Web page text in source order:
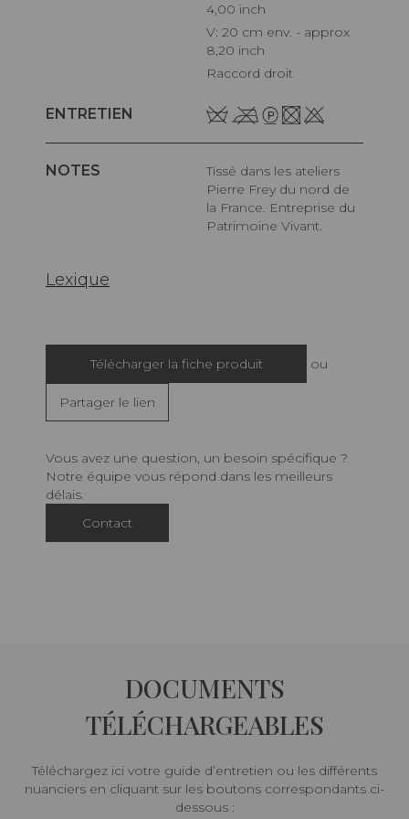
4,00 inch
V: 20 cm env. - approx
8,20 inch
Raccord droit
ENTRETIEN
NOTES
Tissé dans les ateliers
Pierre Frey du nord de
la France. Entreprise du
Patrimoine Vivant.
Lexique
Télécharger la fiche produit ou
Partager le lien
Vous avez une question, un besoin spécifique ?
Notre équipe vous répond dans les meilleurs
délais.
Contact
DOCUMENTS
TÉLÉCHARGEABLES
Téléchargez ici votre guide d’entretien ou les différents
nuanciers en cliquant sur les boutons correspondants ci-
dessous :